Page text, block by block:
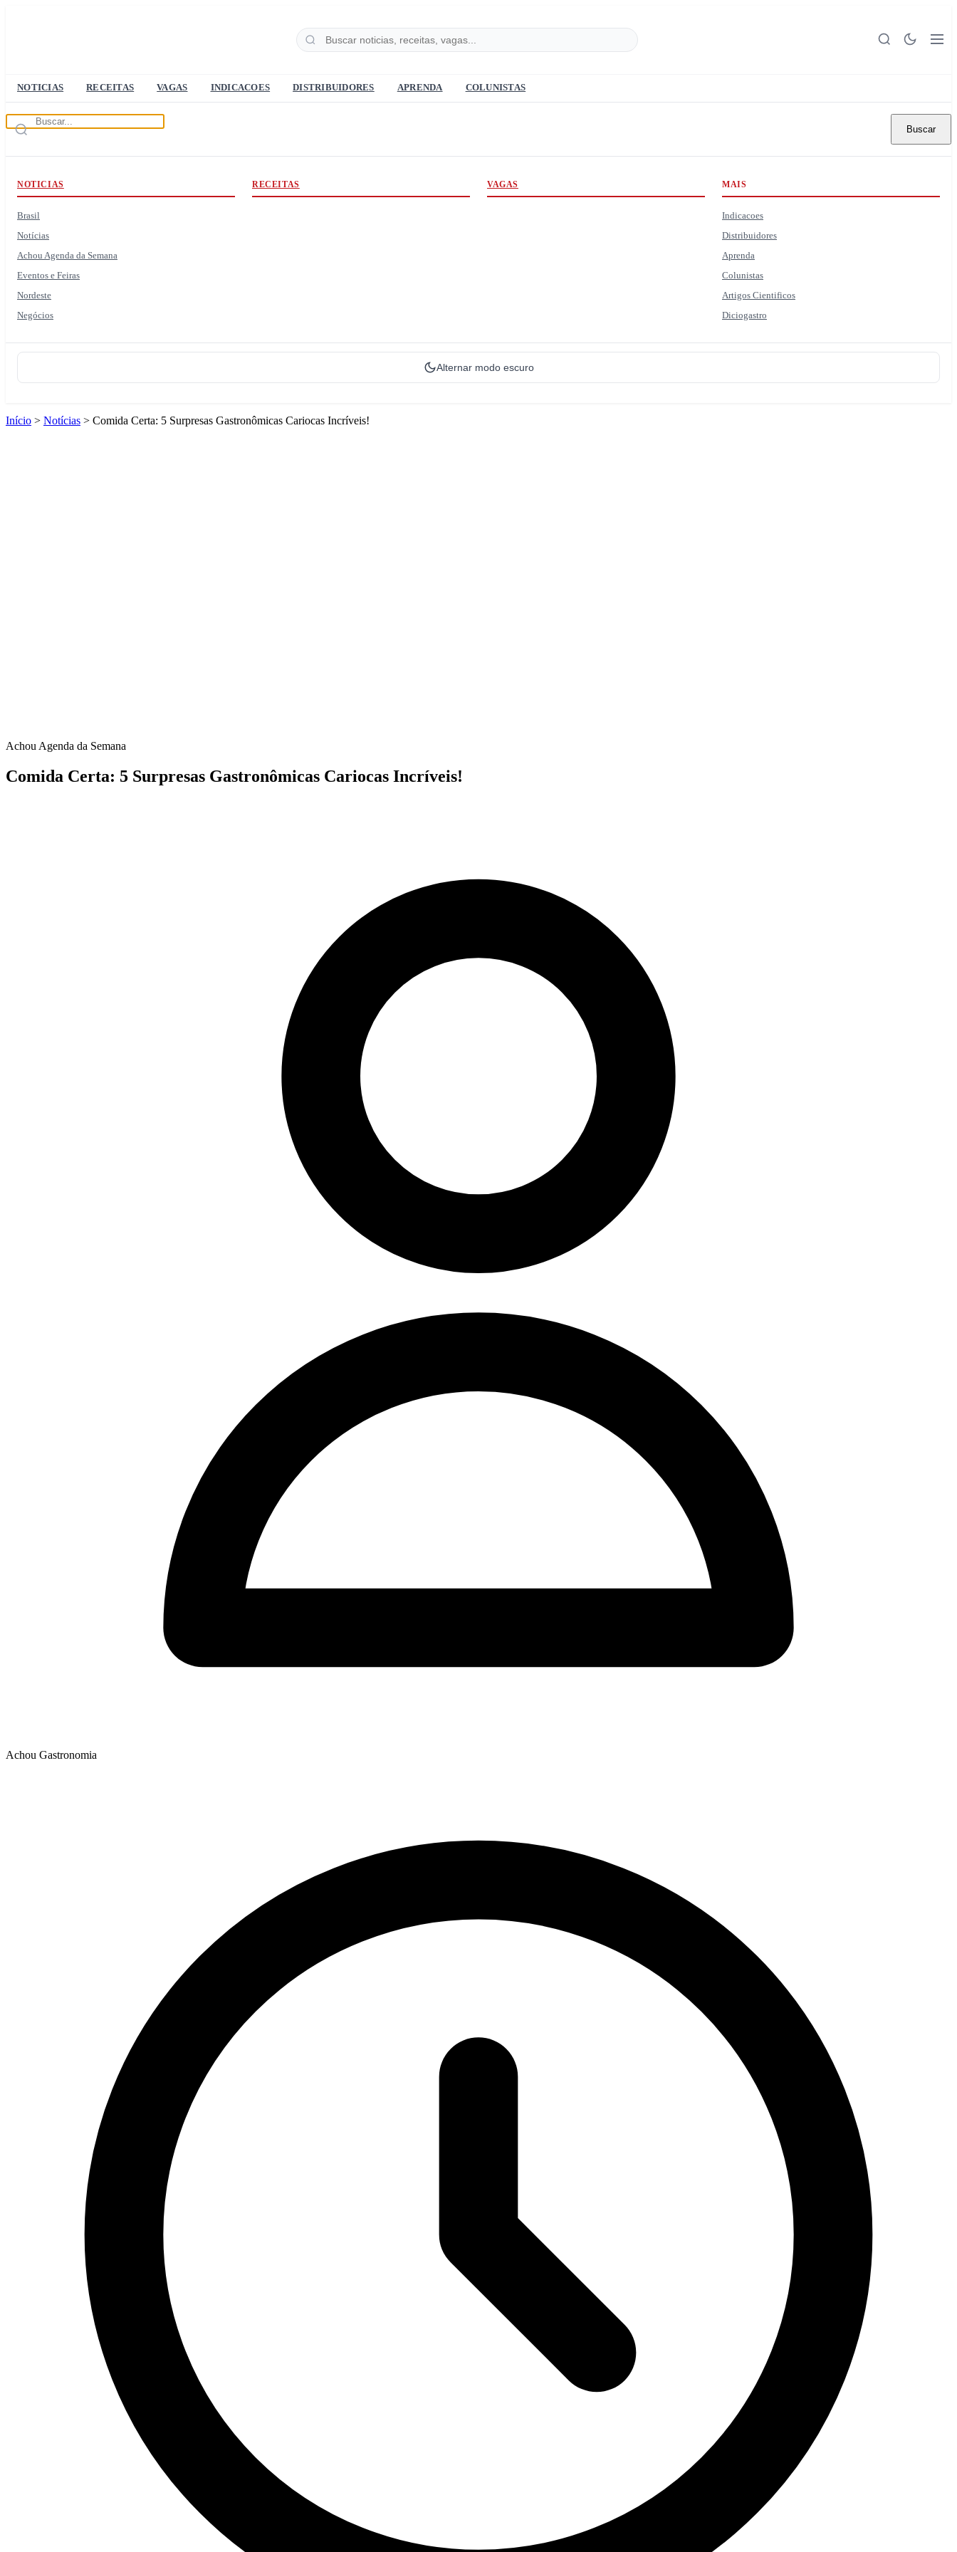
NOTICIAS RECEITAS VAGAS INDICACOES DISTRIBUIDORES APRENDA COLUNISTAS
Buscar
NOTICIAS
Brasil
Notícias
Achou Agenda da Semana
Eventos e Feiras
Nordeste
Negócios
RECEITAS VAGAS MAIS
Indicacoes
Distribuidores
Aprenda
Colunistas
Artigos Cientificos
Diciogastro
Alternar modo escuro
Início > Notícias > Comida Certa: 5 Surpresas Gastronômicas Cariocas Incríveis!
Achou Agenda da Semana
Comida Certa: 5 Surpresas Gastronômicas Cariocas Incríveis!
Achou Gastronomia